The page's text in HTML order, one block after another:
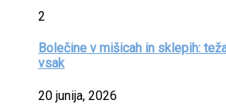
2
Bolečine v mišicah in sklepih:
vsak
20 junija, 2026